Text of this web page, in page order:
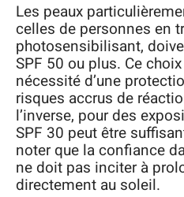
Les peaux
celles de personnes en
photosensibilisant,
SPF 50 ou plus. Ce
nécessité d’une
risques accrus de
l’inverse, pour des
SPF 30 peut être
noter que la confiance
ne doit pas inciter à
directement au soleil.